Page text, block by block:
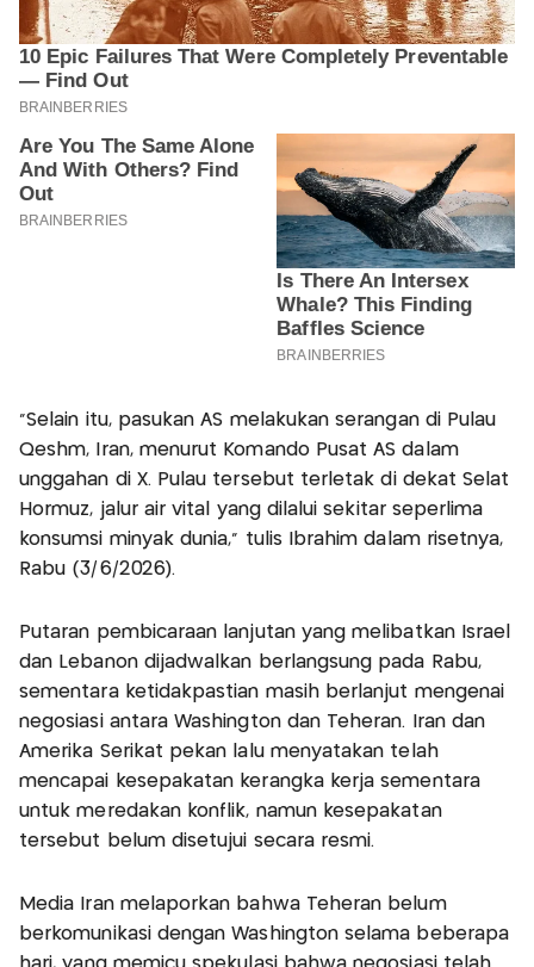
“Selain itu, pasukan AS melakukan serangan di Pulau
Qeshm, Iran, menurut Komando Pusat AS dalam
unggahan di X. Pulau tersebut terletak di dekat Selat
Hormuz, jalur air vital yang dilalui sekitar seperlima
konsumsi minyak dunia,” tulis Ibrahim dalam risetnya,
Rabu (3/6/2026).
Putaran pembicaraan lanjutan yang melibatkan Israel
dan Lebanon dijadwalkan berlangsung pada Rabu,
sementara ketidakpastian masih berlanjut mengenai
negosiasi antara Washington dan Teheran. Iran dan
Amerika Serikat pekan lalu menyatakan telah
mencapai kesepakatan kerangka kerja sementara
untuk meredakan konflik, namun kesepakatan
tersebut belum disetujui secara resmi.
Media Iran melaporkan bahwa Teheran belum
berkomunikasi dengan Washington selama beberapa